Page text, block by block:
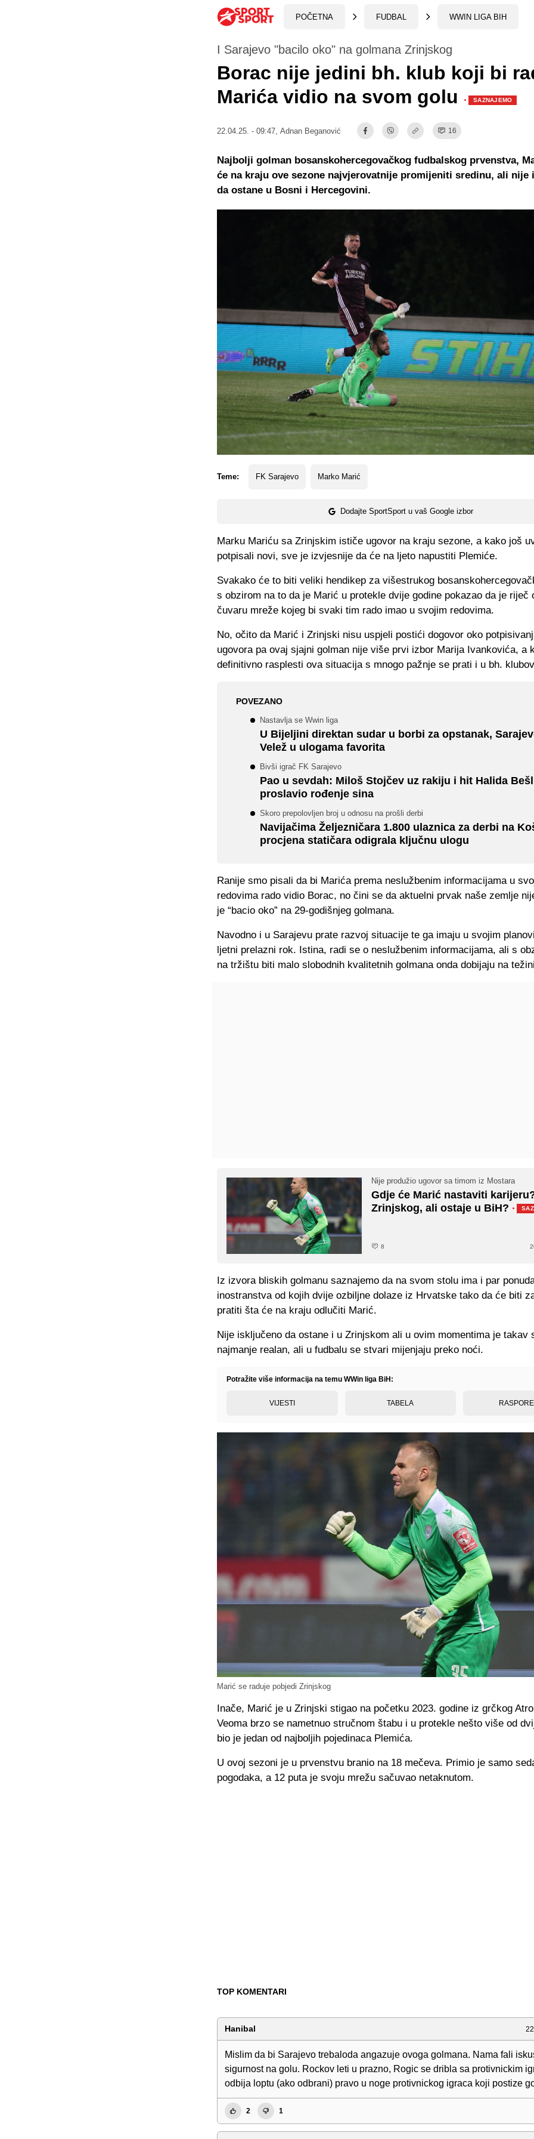
POČETNA FUDBAL WWIN LIGA BIH
I Sarajevo "bacilo oko" na golmana Zrinjskog
Borac nije jedini bh. klub koji bi
Marića vidio na svom golu · SAZNAJEMO
22.04.25. - 09:47, Adnan Beganović 16
Teme: FK Sarajevo Marko Marić
Dodajte SportSport u vaš Google izbor
Najbolji golman bosanskohercegovačkog fudbalskog prvenstva,
će na kraju ove sezone najvjerovatnije promijeniti sredinu, ali nije
da ostane u Bosni i Hercegovini.
Marku Mariću sa Zrinjskim ističe ugovor na kraju sezone, a kako još
potpisali novi, sve je izvjesnije da će na ljeto napustiti Plemiće.
Svakako će to biti veliki hendikep za višestrukog
s obzirom na to da je Marić u protekle dvije godine pokazao da je riječ
čuvaru mreže kojeg bi svaki tim rado imao u svojim redovima.
No, očito da Marić i Zrinjski nisu uspjeli postići dogovor oko
ugovora pa ovaj sjajni golman nije više prvi izbor Marija Ivankovića, a
definitivno rasplesti ova situacija s mnogo pažnje se prati i u bh.
POVEZANO
Nastavlja se Wwin liga
U Bijeljini direktan sudar u borbi za opstanak,
Velež u ulogama favorita
Bivši igrač FK Sarajevo
Pao u sevdah: Miloš Stojčev uz rakiju i hit Halida
proslavio rođenje sina
Skoro prepolovljen broj u odnosu na prošli derbi
Navijačima Željezničara 1.800 ulaznica za derbi na
procjena statičara odigrala ključnu ulogu
Ranije smo pisali da bi Marića prema neslužbenim informacijama u
redovima rado vidio Borac, no čini se da aktuelni prvak naše zemlje
je “bacio oko” na 29-godišnjeg golmana.
Navodno i u Sarajevu prate razvoj situacije te ga imaju u svojim
ljetni prelazni rok. Istina, radi se o neslužbenim informacijama, ali s
na tržištu biti malo slobodnih kvalitetnih golmana onda dobijaju na
Nije produžio ugovor sa timom iz Mostara
Gdje će Marić nastaviti
Zrinjskog, ali ostaje u BiH? ·
8
Iz izvora bliskih golmanu saznajemo da na svom stolu ima i par
inostranstva od kojih dvije ozbiljne dolaze iz Hrvatske tako da će biti
pratiti šta će na kraju odlučiti Marić.
Nije isključeno da ostane i u Zrinjskom ali u ovim momentima je takav
najmanje realan, ali u fudbalu se stvari mijenjaju preko noći.
Potražite više informacija na temu WWin liga BiH:
VIJESTI TABELA
Marić se raduje pobjedi Zrinjskog
Inače, Marić je u Zrinjski stigao na početku 2023. godine iz grčkog
Veoma brzo se nametnuo stručnom štabu i u protekle nešto više od
bio je jedan od najboljih pojedinaca Plemića.
U ovoj sezoni je u prvenstvu branio na 18 mečeva. Primio je samo
pogodaka, a 12 puta je svoju mrežu sačuvao netaknutom.
TOP KOMENTARI
Hanibal
Mislim da bi Sarajevo trebaloda angazuje ovoga golmana. Nama fali
sigurnost na golu. Rockov leti u prazno, Rogic se dribla sa protivnickim
odbija loptu (ako odbrani) pravo u noge protivnickog igraca koji postize
2 1